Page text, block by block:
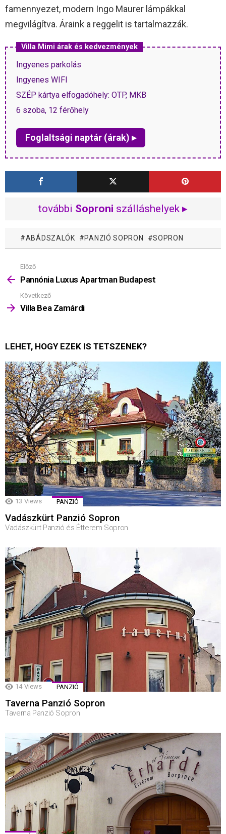
famennyezet, modern Ingo Maurer lámpákkal
megvilágítva. Áraink a reggelit is tartalmazzák.
Villa Mimi árak és kedvezmények
Ingyenes parkolás
Ingyenes WIFI
SZÉP kártya elfogadóhely: OTP, MKB
6 szoba, 12 férőhely
Foglaltsági naptár (árak) ▸
további Soproni szálláshelyek ▸
ABÁDSZALÓK PANZIÓ SOPRON SOPRON
Mutass
többet
Előző
Pannónia Luxus Apartman Budapest
Következő
Villa Bea Zamárdi
LEHET, HOGY EZEK IS TETSZENEK?
13 Views PANZIÓ
Vadászkürt Panzió Sopron
Vadászkürt Panzió és Étterem Sopron
14 Views PANZIÓ
Taverna Panzió Sopron
Taverna Panzió Sopron